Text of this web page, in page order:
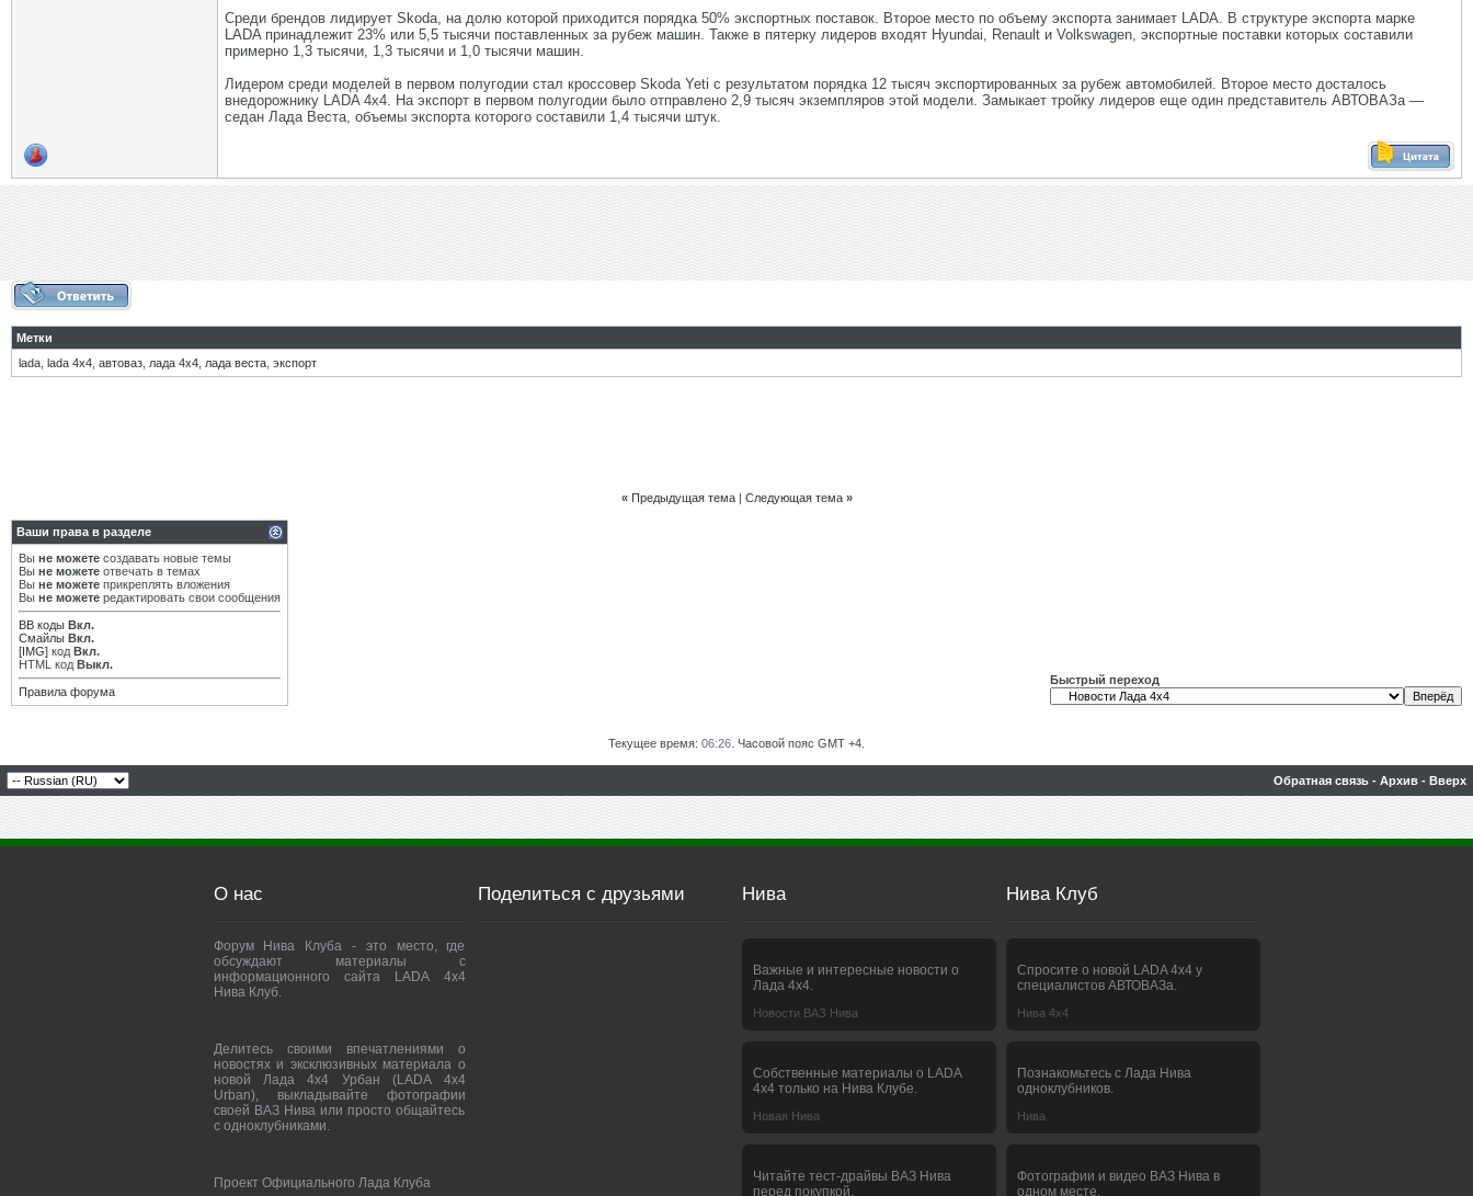
Среди брендов лидирует Skoda, на долю которой приходится порядка 50% экспортных поставок. Второе место по объему экспорта занимает LADA. В структуре экспорта марке
LADA принадлежит 23% или 5,5 тысячи поставленных за рубеж машин. Также в пятерку лидеров входят Hyundai, Renault и Volkswagen, экспортные поставки которых составили
примерно 1,3 тысячи, 1,3 тысячи и 1,0 тысячи машин.
Лидером среди моделей в первом полугодии стал кроссовер Skoda Yeti с результатом порядка 12 тысяч экспортированных за рубеж автомобилей. Второе место досталось
внедорожнику LADA 4х4. На экспорт в первом полугодии было отправлено 2,9 тысяч экземпляров этой модели. Замыкает тройку лидеров еще один представитель АВТОВАЗа —
седан Лада Веста, объемы экспорта которого составили 1,4 тысячи штук.
Метки
lada lada 4х4 автоваз лада 4х4 лада веста экспорт
« Предыдущая тема| Следующая тема »
Ваши права в разделе
Вы не можете создавать новые темы
Вы не можете отвечать в темах
Вы не можете прикреплять вложения
Вы не можете редактировать свои сообщения
BB коды Вкл.
Смайлы Вкл.
[IMG] код Вкл.
HTML код Выкл.
Правила форума
Быстрый переход
Текущее время: 06:26 . Часовой пояс GMT +4.
Обратная связь - Архив - Вверх
О нас
Форум Нива Клуба - это место, где
обсуждают материалы с
информационного сайта LADA 4x4
Нива Клуб.
Делитесь своими впечатлениями о
новостях и эксклюзивных материала о
новой Лада 4х4 Урбан (LADA 4x4
Urban), выкладывайте фотографии
своей ВАЗ Нива или просто общайтесь
с одноклубниками.
Проект Официального Лада Клуба
Поделиться с друзьями Нива
Важные и интересные новости о
Лада 4х4.
Новости ВАЗ Нива
Собственные материалы о LADA
4x4 только на Нива Клубе.
Новая Нива
Читайте тест-драйвы ВАЗ Нива
перед покупкой.
Нива Клуб
Спросите о новой LADA 4x4 у
специалистов АВТОВАЗа.
Нива 4х4
Познакомьтесь с Лада Нива
одноклубников.
Нива
Фотографии и видео ВАЗ Нива в
одном месте.